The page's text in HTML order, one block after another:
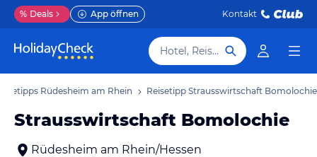
% Deals App öffnen Kontakt
Hotel, Reiseziel
Rüdesheim am Rhein Reisetipp Strausswirtschaft Bomolochie
Strausswirtschaft Bomolochie
Rüdesheim am Rhein/Hessen